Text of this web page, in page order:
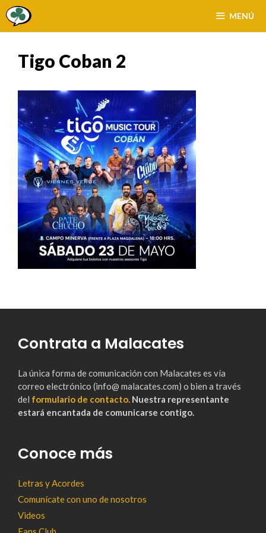
Saltar
MENÚ
Tigo Coban 2
Contrata a Malacates
La única forma de comunicación con Malacates es vía
correo electrónico (info@ malacates.com) o bien a través
del formulario de contacto. Nuestra representante
estará encantada de comunicarse contigo.
Conoce más
Letras y Acordes
Comunícate con uno de nosotros
Videos